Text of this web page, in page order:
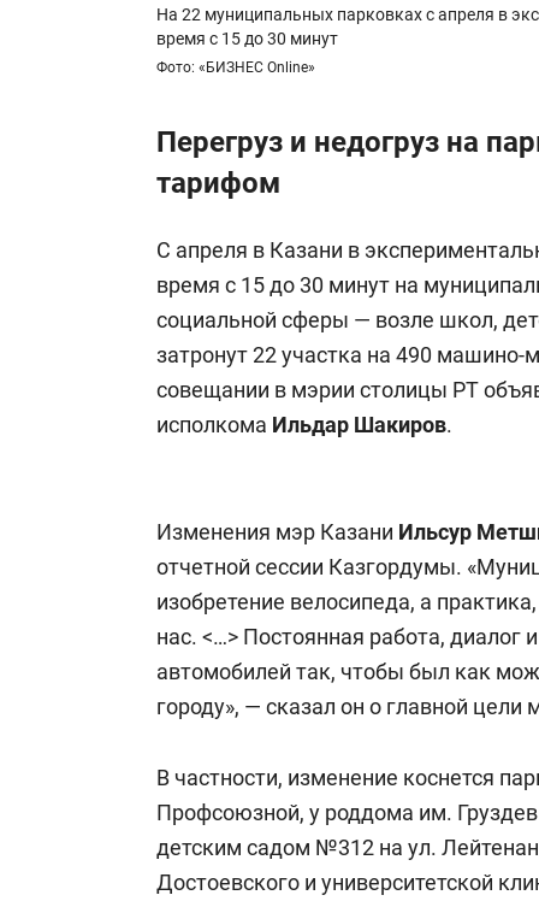
На 22 муниципальных парковках с апреля в
время с 15 до 30 минут
Фото: «БИЗНЕС Online»
Перегруз и недогруз на
тарифом
С апреля в Казани в
время с 15 до 30 минут на
социальной сферы — возле школ,
затронут 22 участка на 490 машино-
совещании в мэрии столицы РТ
исполкома Ильдар Шакиров.
Изменения мэр Казани Ильсур
отчетной сессии Казгордумы.
изобретение велосипеда, а
нас. <…> Постоянная работа,
автомобилей так, чтобы был как
городу», — сказал он о главной цели
В частности, изменение коснется
Профсоюзной, у роддома им.
детским садом №312 на ул.
Достоевского и университетской